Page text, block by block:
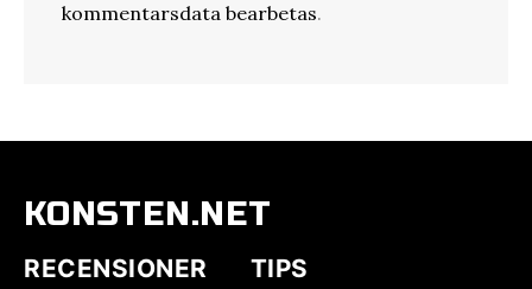
kommentarsdata bearbetas.
KONSTEN.NET
RECENSIONER TIPS